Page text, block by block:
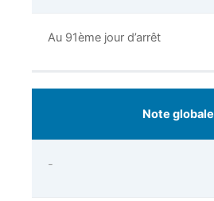
Au 91ème jour d’arrêt
Note globale
-